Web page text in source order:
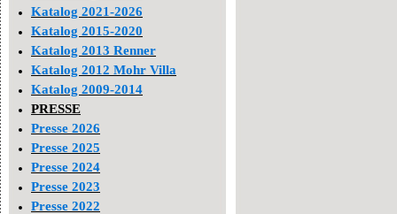
Katalog 2021-2026
Katalog 2015-2020
Katalog 2013 Renner
Katalog 2012 Mohr Villa
Katalog 2009-2014
PRESSE
Presse 2026
Presse 2025
Presse 2024
Presse 2023
Presse 2022